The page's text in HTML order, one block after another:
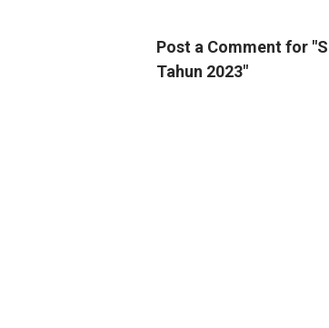
Post a Comment for
Tahun 2023"